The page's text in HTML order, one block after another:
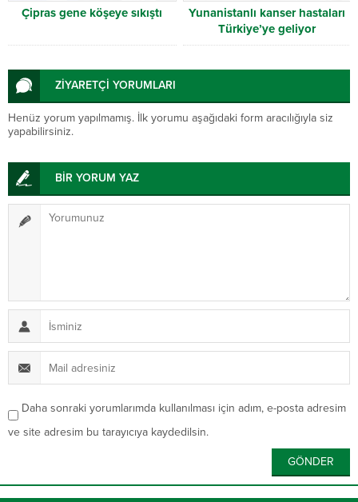
Çipras gene köşeye sıkıştı
Yunanistanlı kanser hastaları
Türkiye’ye geliyor
ZİYARETÇİ YORUMLARI
Henüz yorum yapılmamış. İlk yorumu aşağıdaki form aracılığıyla siz
yapabilirsiniz.
BİR YORUM YAZ
Daha sonraki yorumlarımda kullanılması için adım, e-posta adresim
ve site adresim bu tarayıcıya kaydedilsin.